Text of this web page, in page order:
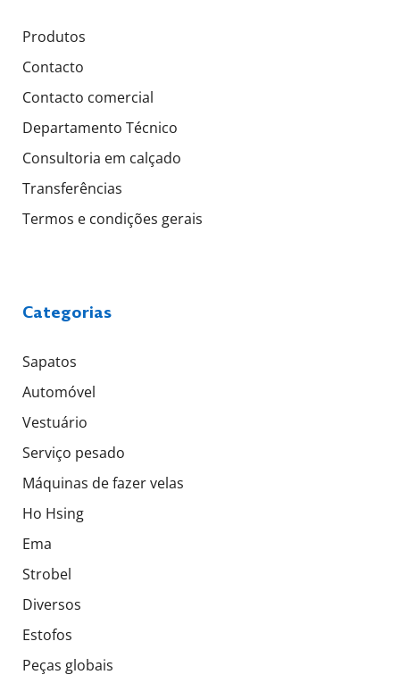
Produtos
Contacto
Contacto comercial
Departamento Técnico
Consultoria em calçado
Transferências
Termos e condições gerais
Categorias
Sapatos
Automóvel
Vestuário
Serviço pesado
Máquinas de fazer velas
Ho Hsing
Ema
Strobel
Diversos
Estofos
Peças globais